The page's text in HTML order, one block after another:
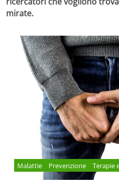
mirate.
Malattie Prevenzione Terapie